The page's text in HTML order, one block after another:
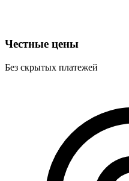
Честные цены
Без скрытых платежей